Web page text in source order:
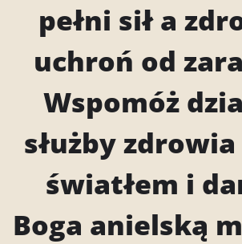
pełni sił a
uchroń od
Wspomóż
służby
światłem i
Boga anielską